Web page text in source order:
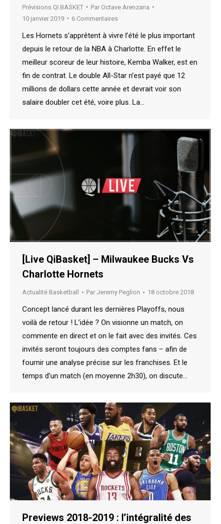
Prévisions QI BASKET Par Octave Arenzana
10 janvier 2019
6 Commentaires
Les Hornets s’apprêtent à vivre l’été le plus important
depuis le retour de la NBA à Charlotte. En effet le
meilleur scoreur de leur histoire, Kemba Walker, est en
fin de contrat. Le double All-Star n’est payé que 12
millions de dollars cette année et devrait voir son
salaire doubler cet été, voire plus. La…
[Live QiBasket] – Milwaukee Bucks Vs
Charlotte Hornets
Actualité Basketball Par Jeremy Peglion 18 octobre 2018
Concept lancé durant les dernières Playoffs, nous
voilà de retour ! L’idée ? On visionne un match, on
commente en direct et on le fait avec des invités. Ces
invités seront toujours des comptes fans – afin de
fournir une analyse précise sur les franchises. Et le
temps d’un match (en moyenne 2h30), on discute…
Previews 2018-2019 : l’intégralité des